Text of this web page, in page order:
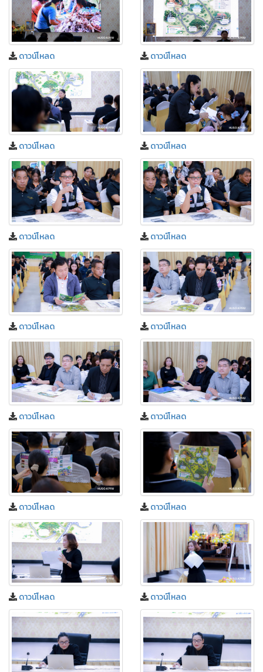
ดาวน์โหลด ดาวน์โหลด
ดาวน์โหลด ดาวน์โหลด
ดาวน์โหลด ดาวน์โหลด
ดาวน์โหลด ดาวน์โหลด
ดาวน์โหลด ดาวน์โหลด
ดาวน์โหลด ดาวน์โหลด
ดาวน์โหลด ดาวน์โหลด